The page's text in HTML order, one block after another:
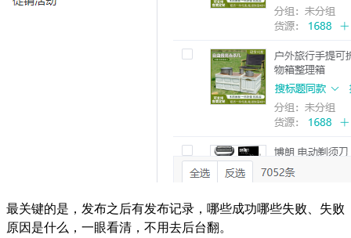
最关键的是，发布之后有发布记录，哪些成功哪些失败、失败
原因是什么，一眼看清，不用去后台翻。